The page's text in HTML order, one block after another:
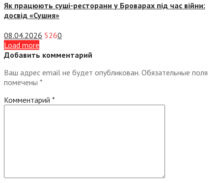
Як працюють суші-ресторани у Броварах під час війни:
досвід «Сушия»
08.04.2026 5260
Load more
Добавить комментарий
Ваш адрес email не будет опубликован. Обязательные поля
помечены *
Комментарий *